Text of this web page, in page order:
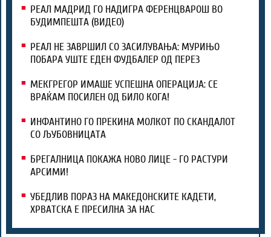
РЕАЛ МАДРИД ГО НАДИГРА ФЕРЕНЦВАРОШ ВО
БУДИМПЕШТА (ВИДЕО)
РЕАЛ НЕ ЗАВРШИЛ СО ЗАСИЛУВАЊА: МУРИЊО
ПОБАРА УШТЕ ЕДЕН ФУДБАЛЕР ОД ПЕРЕЗ
МЕКГРЕГОР ИМАШЕ УСПЕШНА ОПЕРАЦИЈА: СЕ
ВРАЌАМ ПОСИЛЕН ОД БИЛО КОГА!
ИНФАНТИНО ГО ПРЕКИНА МОЛКОТ ПО СКАНДАЛОТ
СО ЉУБОВНИЦАТА
БРЕГАЛНИЦА ПОКАЖА НОВО ЛИЦЕ - ГО РАСТУРИ
АРСИМИ!
УБЕДЛИВ ПОРАЗ НА МАКЕДОНСКИТЕ КАДЕТИ,
ХРВАТСКА Е ПРЕСИЛНА ЗА НАС